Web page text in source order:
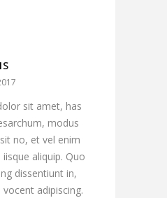
sit amet, has
modus
no, et vel enim
aliquip. Quo
dissentiunt in,
adipiscing.